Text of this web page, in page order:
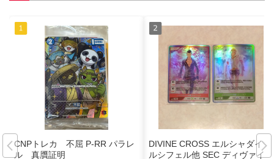
CNPトレカ 不屈 P-RR パラレ
ル 真贋証明
DIVINE CROSS エルシャダイ
ルシフェル他 SEC ディヴァイン